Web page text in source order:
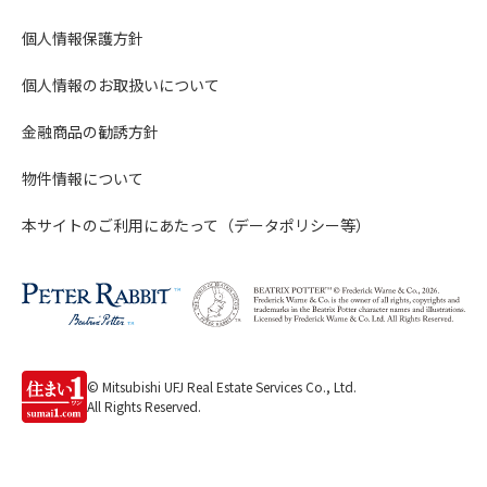
個人情報保護方針
個人情報のお取扱いについて
金融商品の勧誘方針
物件情報について
本サイトのご利用にあたって（データポリシー等）
© Mitsubishi UFJ Real Estate Services Co., Ltd.
All Rights Reserved.